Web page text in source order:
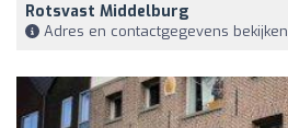
Rotsvast Middelburg
Adres en contactgegevens bekijken